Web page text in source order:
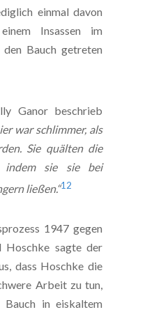
einmal davon
Insassen im
Bauch getreten
Ganor beschrieb
war schlimmer, als
Sie quälten die
indem sie sie bei
ließen.“12
1947 gegen
Hoschke sagte der
dass Hoschke die
Arbeit zu tun,
in eiskaltem